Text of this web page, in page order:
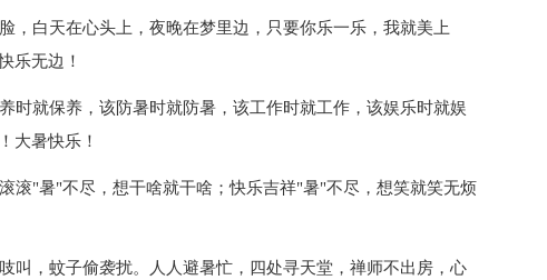
，白天在心头上，夜晚在梦里边，只要你乐一乐，我就美上
乐无边！
时就保养，该防暑时就防暑，该工作时就工作，该娱乐时就娱
大暑快乐！
滚"暑"不尽，想干啥就干啥；快乐吉祥"暑"不尽，想笑就笑无烦
叫，蚊子偷袭扰。人人避暑忙，四处寻天堂，禅师不出房，心